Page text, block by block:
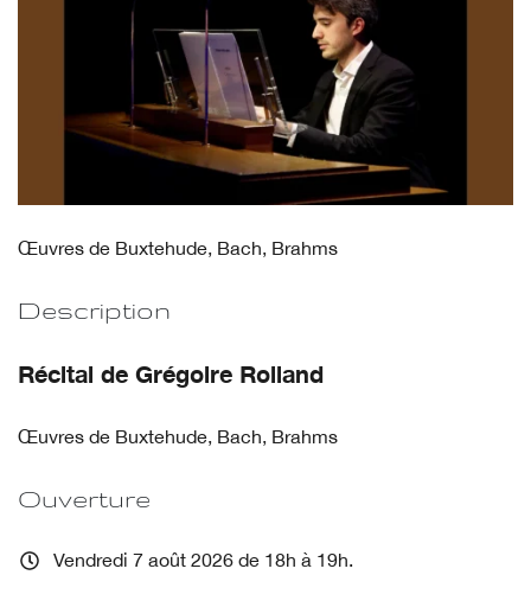
Œuvres de Buxtehude, Bach, Brahms
Description
Récital de Grégoire Rolland
Œuvres de Buxtehude, Bach, Brahms
Ouverture
Vendredi 7 août 2026 de 18h à 19h.